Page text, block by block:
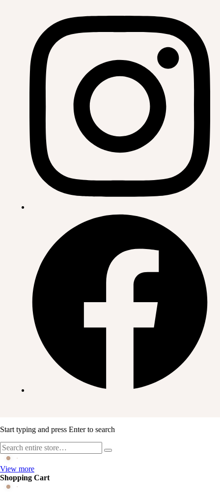
Start typing and press Enter to search
View more
Shopping Cart